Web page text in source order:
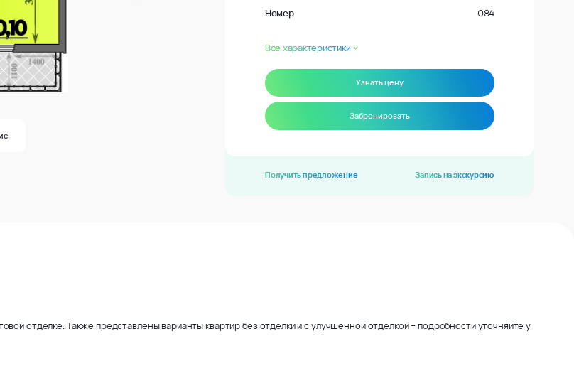
Номер 084
Все характеристики
Узнать цену
Забронировать
Получить предложение Запись на экскурсию
отделке. Также представлены варианты квартир без отделки и с улучшенной отделкой – подробности уточняйте у